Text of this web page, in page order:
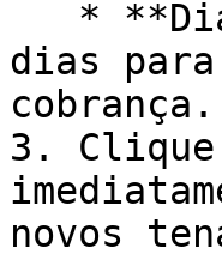
dias
cobrança.
3.
novos